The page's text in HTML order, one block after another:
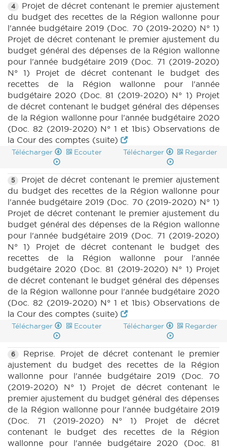
4
Projet de décret contenant le premier ajustement
du budget des recettes de la Région wallonne pour
l'année budgétaire 2019 (Doc. 70 (2019-2020) N° 1)
Projet de décret contenant le premier ajustement du
budget général des dépenses de la Région wallonne
pour l'année budgétaire 2019 (Doc. 71 (2019-2020)
N° 1) Projet de décret contenant le budget des
recettes de la Région wallonne pour l'année
budgétaire 2020 (Doc. 81 (2019-2020) N° 1) Projet
de décret contenant le budget général des dépenses
de la Région wallonne pour l'année budgétaire 2020
(Doc. 82 (2019-2020) N° 1 et 1bis) Observations de
la Cour des comptes (suite)
Télécharger Ecouter Télécharger Regarder
5
Projet de décret contenant le premier ajustement
du budget des recettes de la Région wallonne pour
l'année budgétaire 2019 (Doc. 70 (2019-2020) N° 1)
Projet de décret contenant le premier ajustement du
budget général des dépenses de la Région wallonne
pour l'année budgétaire 2019 (Doc. 71 (2019-2020)
N° 1) Projet de décret contenant le budget des
recettes de la Région wallonne pour l'année
budgétaire 2020 (Doc. 81 (2019-2020) N° 1) Projet
de décret contenant le budget général des dépenses
de la Région wallonne pour l'année budgétaire 2020
(Doc. 82 (2019-2020) N° 1 et 1bis) Observations de
la Cour des comptes (suite)
Télécharger Ecouter Télécharger Regarder
6
Reprise. Projet de décret contenant le premier
ajustement du budget des recettes de la Région
wallonne pour l'année budgétaire 2019 (Doc. 70
(2019-2020) N° 1) Projet de décret contenant le
premier ajustement du budget général des dépenses
de la Région wallonne pour l'année budgétaire 2019
(Doc. 71 (2019-2020) N° 1) Projet de décret
contenant le budget des recettes de la Région
wallonne pour l'année budgétaire 2020 (Doc. 81